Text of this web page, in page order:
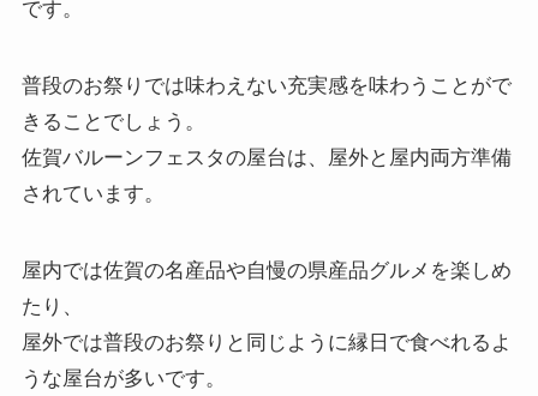
です。
普段のお祭りでは味わえない充実感を味わうことがで
きることでしょう。
佐賀バルーンフェスタの屋台は、屋外と屋内両方準備
されています。
屋内では佐賀の名産品や自慢の県産品グルメを楽しめ
たり、
屋外では普段のお祭りと同じように縁日で食べれるよ
うな屋台が多いです。